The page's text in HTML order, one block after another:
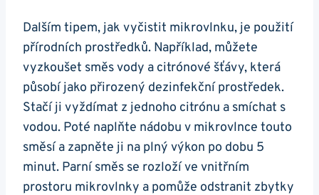
Dalším tipem, jak⁣ vyčistit​ mikrovlnku, je použití
přírodních prostředků.⁣ Například, můžete
vyzkoušet směs vody a citrónové šťávy, která⁢
působí jako⁣ přirozený⁢ dezinfekční prostředek.
Stačí ji vyždímat⁢ z jednoho citrónu a ‍smíchat s
vodou. Poté naplňte ‍nádobu v mikrovlnce​ touto
směsí a zapněte ji na plný výkon ​po dobu 5‍
minut. Parní směs se rozloží ve vnitřním​
prostoru mikrovlnky a pomůže ​odstranit zbytky